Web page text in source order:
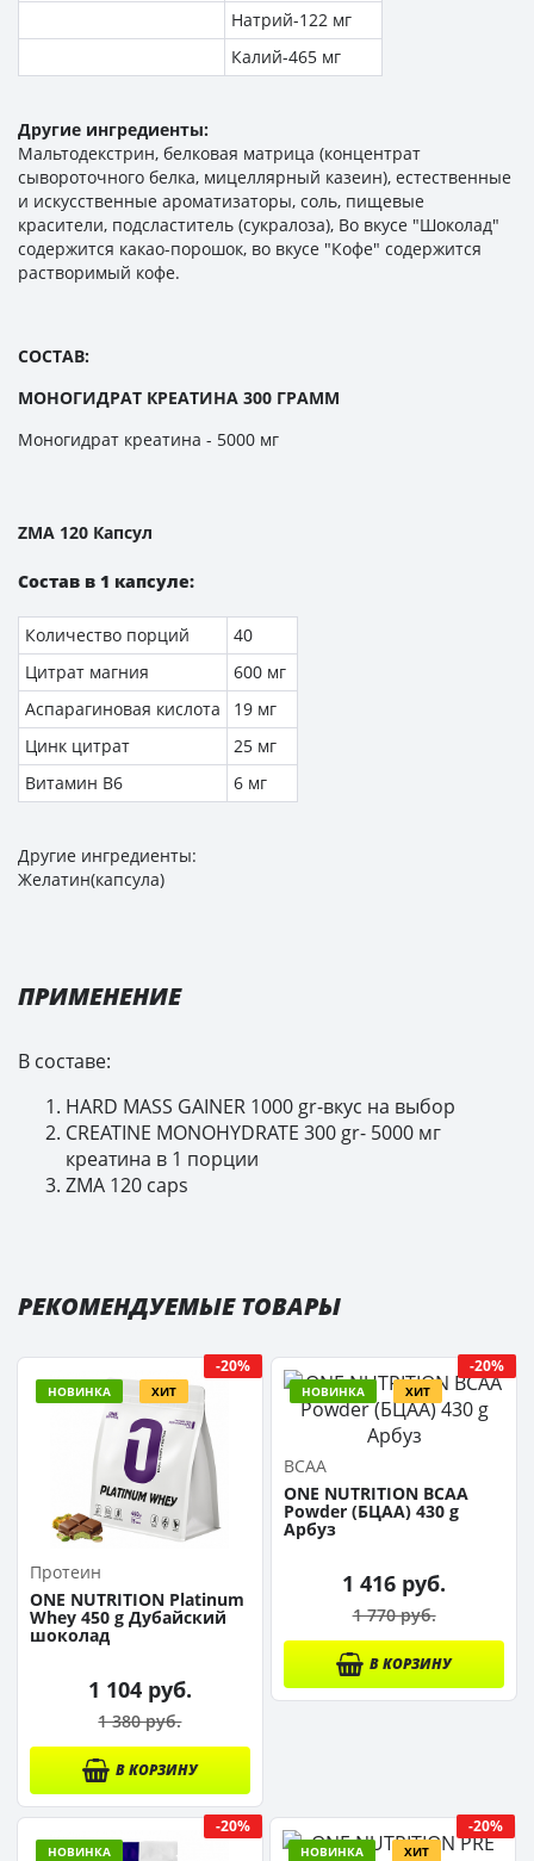
Натрий-122 мг
Калий-465 мг
Другие ингредиенты:
Мальтодекстрин, белковая матрица (концентрат
сывороточного белка, мицеллярный казеин), естественные
и искусственные ароматизаторы, соль, пищевые
красители, подсластитель (сукралоза), Во вкусе "Шоколад"
содержится какао-порошок, во вкусе "Кофе" содержится
растворимый кофе.
СОСТАВ:
МОНОГИДРАТ КРЕАТИНА 300 ГРАММ
Моногидрат креатина - 5000 мг
ZMA 120 Капсул
Состав в 1 капсуле:
Количество порций
40
Цитрат магния
600 мг
Аспарагиновая кислота
19 мг
Цинк цитрат
25 мг
Витамин B6
6 мг
Другие ингредиенты:
Желатин(капсула)
ПРИМЕНЕНИЕ
В составе:
HARD MASS GAINER 1000 gr-вкус на выбор
CREATINE MONOHYDRATE 300 gr- 5000 мг
креатина в 1 порции
ZMA 120 caps
РЕКОМЕНДУЕМЫЕ ТОВАРЫ
НОВИНКА ХИТ
-20%
Протеин
ONE NUTRITION Platinum
Whey 450 g Дубайский
шоколад
1 104 руб.
1 380 руб.
В КОРЗИНУ
НОВИНКА ХИТ
-20%
BCAA
ONE NUTRITION BCAA
Powder (БЦАА) 430 g
Арбуз
1 416 руб.
1 770 руб.
В КОРЗИНУ
НОВИНКА
-20%
НОВИНКА ХИТ
-20%